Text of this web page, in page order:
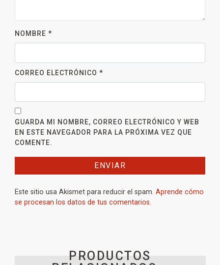
NOMBRE *
CORREO ELECTRÓNICO *
GUARDA MI NOMBRE, CORREO ELECTRÓNICO Y WEB
EN ESTE NAVEGADOR PARA LA PRÓXIMA VEZ QUE
COMENTE.
Este sitio usa Akismet para reducir el spam. Aprende cómo
se procesan los datos de tus comentarios.
PRODUCTOS